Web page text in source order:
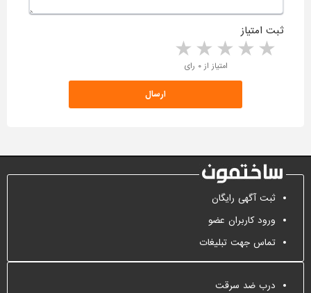
ثبت امتیاز
4 stars 3 stars 2 stars 1 star امتیاز از ۰ رای
ثبت آگهی رایگان
ورود کاربران عضو
تماس جهت تبلیغات
درب ضد سرقت